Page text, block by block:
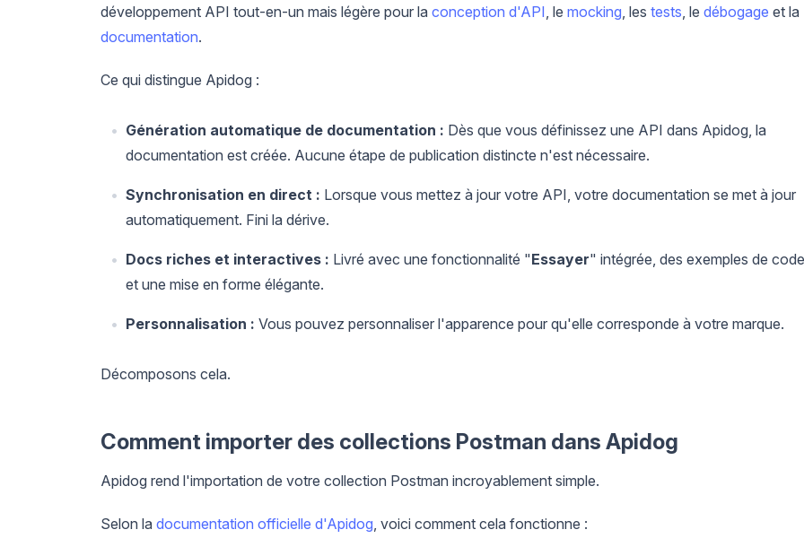
développement API tout-en-un mais légère pour la conception d'API , le mocking , les tests , le débogage et la
documentation.
Ce qui distingue Apidog :
Génération automatique de documentation : Dès que vous définissez une API dans Apidog, la
documentation est créée. Aucune étape de publication distincte n'est nécessaire.
Synchronisation en direct : Lorsque vous mettez à jour votre API, votre documentation se met à jour
automatiquement. Fini la dérive.
Docs riches et interactives : Livré avec une fonctionnalité "Essayer" intégrée, des exemples de code
et une mise en forme élégante.
Personnalisation : Vous pouvez personnaliser l'apparence pour qu'elle corresponde à votre marque.
Décomposons cela.
Comment importer des collections Postman dans Apidog
Apidog rend l'importation de votre collection Postman incroyablement simple.
Selon la documentation officielle d'Apidog , voici comment cela fonctionne :